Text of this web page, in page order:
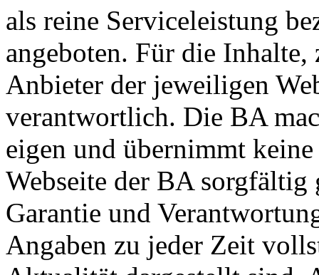
als reine Serviceleistung
angeboten. Für die
Anbieter der jeweiligen
verantwortlich. Die BA
eigen und übernimmt
Webseite der BA
Garantie und
Angaben zu jeder Zeit